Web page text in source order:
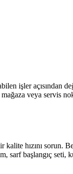
işler açısından
veya servis
hızını sorun.
sarf başlangıç seti,